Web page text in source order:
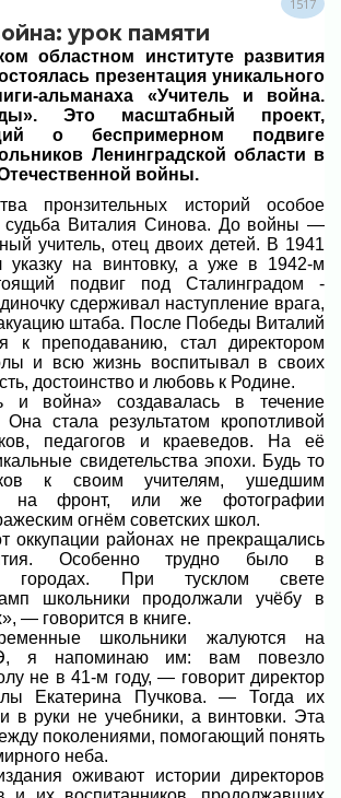
1517
урок памяти
областном институте развития
презентация уникального
альманаха «Учитель и война.
Это масштабный проект,
о беспримерном подвиге
Ленинградской области в
войны.
пронзительных историй особое
судьба Виталия Синова. До войны —
учитель, отец двоих детей. В 1941
указку на винтовку, а уже в 1942-м
подвиг под Сталинградом -
сдерживал наступление врага,
штаба. После Победы Виталий
к преподаванию, стал директором
и всю жизнь воспитывал в своих
достоинство и любовь к Родине.
и война» создавалась в течение
Она стала результатом кропотливой
педагогов и краеведов. На её
свидетельства эпохи. Будь то
к своим учителям, ушедшим
на фронт, или же фотографии
огнём советских школ.
оккупации районах не прекращались
Особенно трудно было в
городах. При тусклом свете
школьники продолжали учёбу в
— говорится в книге.
школьники жалуются на
я напоминаю им: вам повезло
не в 41-м году, — говорит директор
Екатерина Пучкова. — Тогда их
в руки не учебники, а винтовки. Эта
поколениями, помогающий понять
неба.
оживают истории директоров